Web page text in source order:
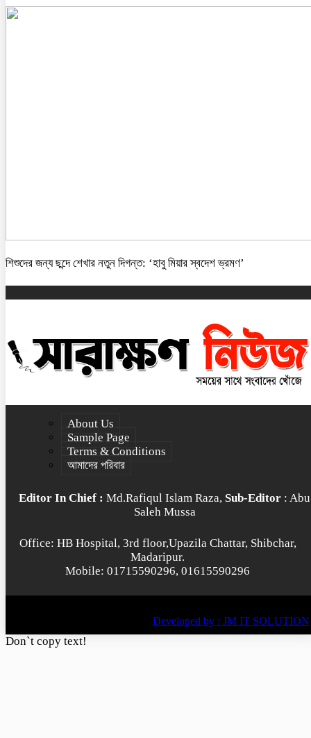
শিশুদের জন্য ছন্দে শেখার নতুন দিগন্ত: ‘হাবু মিয়ার স্বদেশ ভ্রমণ’
About Us
Sample Page
Terms & Conditions
আমাদের পরিবার
Editor In Chief : Md.Rafiqul Islam Raza, Sub-Editor : Abu
Saleh Mussa
Office: HB Hospital, 3rd floor,Upazila Chattar, Shibchar,
Madaripur.
Mobile: 01715590296, 01615590296
Developed by : JM IT SOLUTION
Don`t copy text!